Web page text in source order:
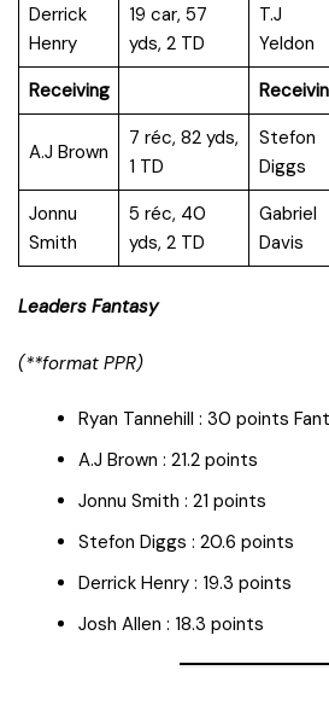
Derrick
Henry
19 car, 57
yds, 2 TD
T.J
Yeldon
Receiving
A.J Brown
7 réc, 82 yds,
1 TD
Stefon
Diggs
Jonnu
Smith
5 réc, 40
yds, 2 TD
Gabriel
Davis
Leaders Fantasy
(**format PPR)
Ryan Tannehill : 30 points
A.J Brown : 21.2 points
Jonnu Smith : 21 points
Stefon Diggs : 20.6 points
Derrick Henry : 19.3 points
Josh Allen : 18.3 points